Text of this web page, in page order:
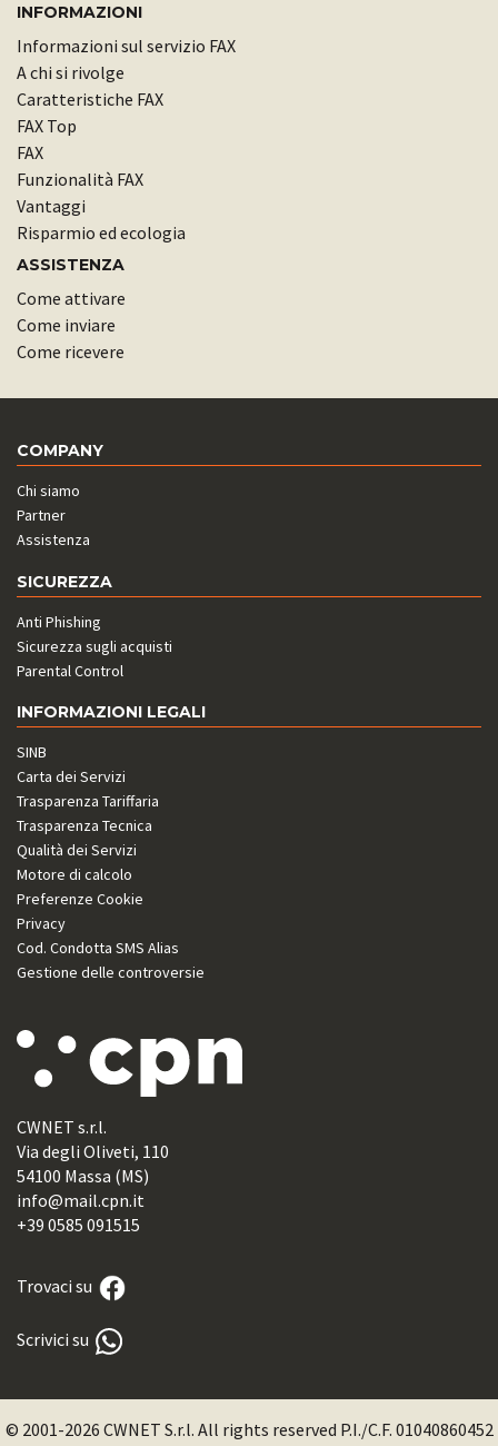
INFORMAZIONI
Informazioni sul servizio FAX
A chi si rivolge
Caratteristiche FAX
FAX Top
FAX
Funzionalità FAX
Vantaggi
Risparmio ed ecologia
ASSISTENZA
Come attivare
Come inviare
Come ricevere
COMPANY
Chi siamo
Partner
Assistenza
SICUREZZA
Anti Phishing
Sicurezza sugli acquisti
Parental Control
INFORMAZIONI LEGALI
SINB
Carta dei Servizi
Trasparenza Tariffaria
Trasparenza Tecnica
Qualità dei Servizi
Motore di calcolo
Preferenze Cookie
Privacy
Cod. Condotta SMS Alias
Gestione delle controversie
CWNET s.r.l.
Via degli Oliveti, 110
54100 Massa (MS)
info@mail.cpn.it
+39 0585 091515
Trovaci su
Scrivici su
© 2001-2026 CWNET S.r.l. All rights reserved P.I./C.F. 01040860452